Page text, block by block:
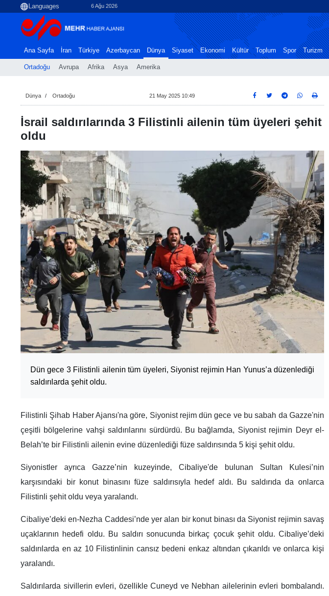
6 Ağu 2026
Ana Sayfa İran Türkiye Azerbaycan Dünya
Ortadoğu Avrupa Afrika Asya Amerika
Siyaset Ekonomi Kültür Toplum Spor Turizm
Dünya Ortadoğu 21 May 2025 10:49
İsrail saldırılarında 3 Filistinli ailenin tüm üyeleri şehit
oldu
Dün gece 3 Filistinli ailenin tüm üyeleri, Siyonist rejimin Han Yunus’a düzenlediği
saldırılarda şehit oldu.
Filistinli Şihab Haber Ajansı'na göre, Siyonist rejim dün gece ve bu sabah da Gazze'nin
çeşitli bölgelerine vahşi saldırılarını sürdürdü. Bu bağlamda, Siyonist rejimin Deyr el-
Belah’te bir Filistinli ailenin evine düzenlediği füze saldırısında 5 kişi şehit oldu.
Siyonistler ayrıca Gazze’nin kuzeyinde, Cibaliye'de bulunan Sultan Kulesi’nin
karşısındaki bir konut binasını füze saldırısıyla hedef aldı. Bu saldırıda da onlarca
Filistinli şehit oldu veya yaralandı.
Cibaliye’deki en-Nezha Caddesi’nde yer alan bir konut binası da Siyonist rejimin savaş
uçaklarının hedefi oldu. Bu saldırı sonucunda birkaç çocuk şehit oldu. Cibaliye’deki
saldırılarda en az 10 Filistinlinin cansız bedeni enkaz altından çıkarıldı ve onlarca kişi
yaralandı.
Saldırılarda sivillerin evleri, özellikle Cuneyd ve Nebhan ailelerinin evleri bombalandı.